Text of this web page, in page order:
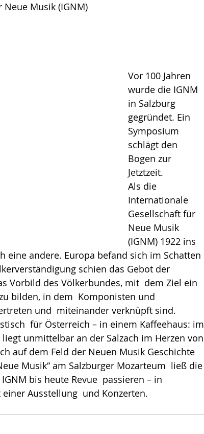
Musik (IGNM)
Vor 100 Jahren
wurde die IGNM
in Salzburg
gegründet. Ein
Symposium
schlägt den
Bogen zur
Jetztzeit.
Als die
Internationale
Gesellschaft für
Neue Musik
(IGNM) 1922 ins
eine andere. Europa befand sich im Schatten
schien das Gebot der
Vorbild des Völkerbundes, mit  dem Ziel ein
bilden, in dem  Komponisten und
und  miteinander verknüpft sind.
für Österreich – in einem Kaffeehaus: im
unmittelbar an der Salzach im Herzen von
auf dem Feld der Neuen Musik Geschichte
Musik“ am Salzburger Mozarteum  ließ die
bis heute Revue  passieren – in
Ausstellung  und Konzerten.